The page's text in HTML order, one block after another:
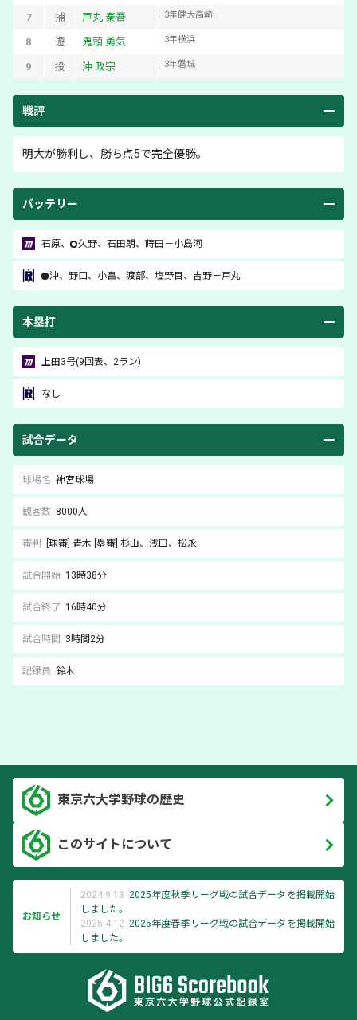
7 捕 戸丸 秦吾 3年健大高崎
8 遊 鬼頭 勇気 3年横浜
9 投 沖 政宗 3年磐城
戦評
明大が勝利し、勝ち点5で完全優勝。
バッテリー
石原、 久野、石田朗 、蒔田 －小島河
沖、 野口 、 小畠、渡部、塩野目 、吉野－戸丸
本塁打
上田 3号(9回表、2ラン)
なし
試合データ
球場名 神宮球場
観客数 8000人
審判 [球審] 青木 [塁審] 杉山、浅田 、松永
試合開始 13時38分
試合終了 16時40分
試合時間 3時間2分
記録員 鈴木
東京六大学野球の歴史
このサイトについて
お知らせ
2024.9.13 2025年度秋季リーグ戦の試合データを掲載開始
しました。
2025.4.12 2025年度春季リーグ戦の試合データを掲載開始
しました。